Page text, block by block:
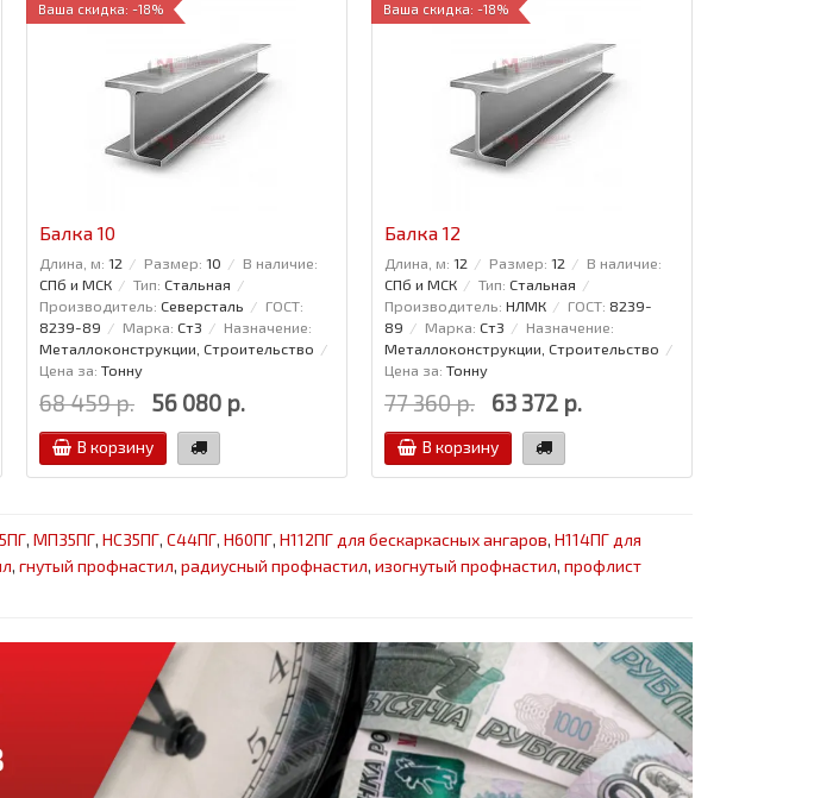
Ваша скидка: -18%
Балка 10
Длина, м: 12 Размер: 10
В наличие:
СПб и МСК
Тип: Стальная
Производитель: Северсталь
ГОСТ:
8239-89
Марка: Ст3
Назначение:
Металлоконструкции, Строительство
Цена за: Тонну
68 459 р. 56 080 р.
В корзину
Ваша скидка: -18%
Балка 12
Длина, м: 12 Размер: 12
В наличие:
СПб и МСК
Тип: Стальная
Производитель: НЛМК ГОСТ: 8239-
89
Марка: Ст3
Назначение:
Металлоконструкции, Строительство
Цена за: Тонну
77 360 р. 63 372 р.
В корзину
, МП35ПГ, НС35ПГ, С44ПГ, Н60ПГ, Н112ПГ для бескаркасных ангаров, Н114ПГ для
, гнутый профнастил, радиусный профнастил, изогнутый профнастил, профлист